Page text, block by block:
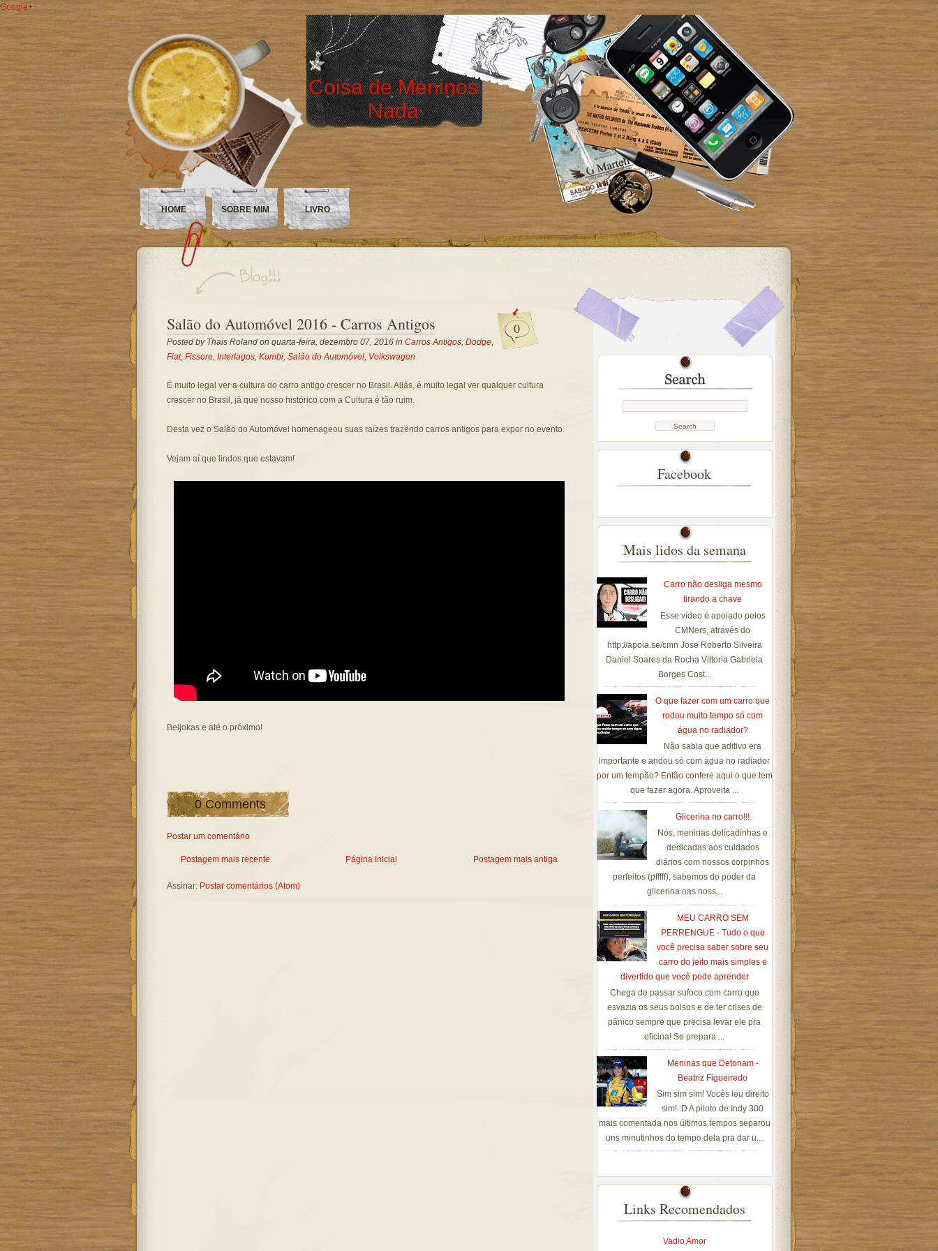
Google+
Coisa de Meninos
Nada
HOME SOBRE MIM LIVRO
0
Salão do Automóvel 2016 - Carros Antigos
Posted by Thais Rolandon quarta-feira, dezembro 07, 2016 in Carros Antigos, Dodge,
Fiat, Fissore, Interlagos, Kombi, Salão do Automóvel, Volkswagen
É muito legal ver a cultura do carro antigo crescer no Brasil. Aliás, é muito legal ver qualquer cultura
crescer no Brasil, já que nosso histórico com a Cultura é tão ruim.
Desta vez o Salão do Automóvel homenageou suas raízes trazendo carros antigos para expor no evento.
Vejam aí que lindos que estavam!
Beijokas e até o próximo!
0 Comments
Postar um comentário
Postagem mais recente Postagem mais antiga
Página inicial
Assinar: Postar comentários (Atom)
Facebook
Mais lidos da semana
Carro não desliga mesmo
tirando a chave
Esse vídeo é apoiado pelos
CMNers, através do
http://apoia.se/cmn Jose Roberto Silveira
Daniel Soares da Rocha Vittoria Gabriela
Borges Cost...
O que fazer com um carro que
rodou muito tempo só com
água no radiador?
Não sabia que aditivo era
importante e andou só com água no radiador
por um tempão? Então confere aqui o que tem
que fazer agora. Aproveita ...
Glicerina no carro!!!
Nós, meninas delicadinhas e
dedicadas aos cuidados
diários com nossos corpinhos
perfeitos (pfffff), sabemos do poder da
glicerina nas noss...
MEU CARRO SEM
PERRENGUE - Tudo o que
você precisa saber sobre seu
carro do jeito mais simples e
divertido que você pode aprender
Chega de passar sufoco com carro que
esvazia os seus bolsos e de ter crises de
pânico sempre que precisa levar ele pra
oficina! Se prepara ...
Meninas que Detonam -
Beatriz Figueiredo
Sim sim sim! Vocês leu direito
sim! :D A piloto de Indy 300
mais comentada nos últimos tempos separou
uns minutinhos do tempo dela pra dar u...
Links Recomendados
Vadio Amor